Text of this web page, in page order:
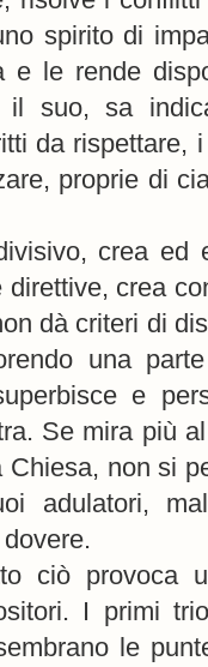
spirito di
e le rende
il suo, sa
da rispettare,
proprie di
crea ed
crea
dà criteri di
una
e
Se mira più
Chiesa, non si
adulatori,
ciò provoca
I primi
le